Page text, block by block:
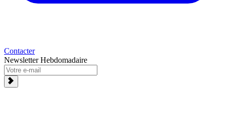
Contacter
Newsletter Hebdomadaire